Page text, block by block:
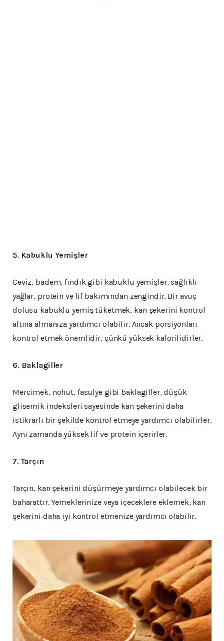
5. Kabuklu Yemişler
Ceviz, badem, fındık gibi kabuklu yemişler, sağlıklı
yağlar, protein ve lif bakımından zengindir. Bir avuç
dolusu kabuklu yemiş tüketmek, kan şekerini kontrol
altına almanıza yardımcı olabilir. Ancak porsiyonları
kontrol etmek önemlidir, çünkü yüksek kalorilidirler.
6. Baklagiller
Mercimek, nohut, fasulye gibi baklagiller, düşük
glisemik indeksleri sayesinde kan şekerini daha
istikrarlı bir şekilde kontrol etmeye yardımcı olabilirler.
Aynı zamanda yüksek lif ve protein içerirler.
7. Tarçın
Tarçın, kan şekerini düşürmeye yardımcı olabilecek bir
baharattır. Yemeklerinize veya içeceklere eklemek, kan
şekerini daha iyi kontrol etmenize yardımcı olabilir.